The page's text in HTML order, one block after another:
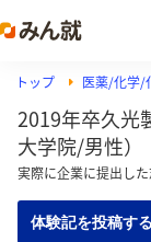
トップ 医薬/化学/
2019年卒久光
大学院/男性）
実際に企業に提出し
体験記を投稿する